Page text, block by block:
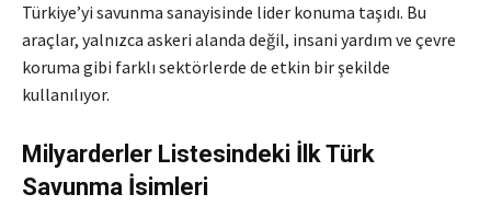
Türkiye’yi savunma sanayisinde lider konuma taşıdı. Bu
araçlar, yalnızca askeri alanda değil, insani yardım ve çevre
koruma gibi farklı sektörlerde de etkin bir şekilde
kullanılıyor.
Milyarderler Listesindeki İlk Türk
Savunma İsimleri